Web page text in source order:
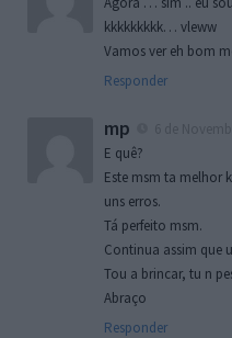
kkkkkkkkk… vleww
Vamos ver eh bom
Responder
mp
E quê?
Este msm ta melhor
uns erros.
Tá perfeito msm.
Continua assim que
Tou a brincar, tu n
Abraço
Responder